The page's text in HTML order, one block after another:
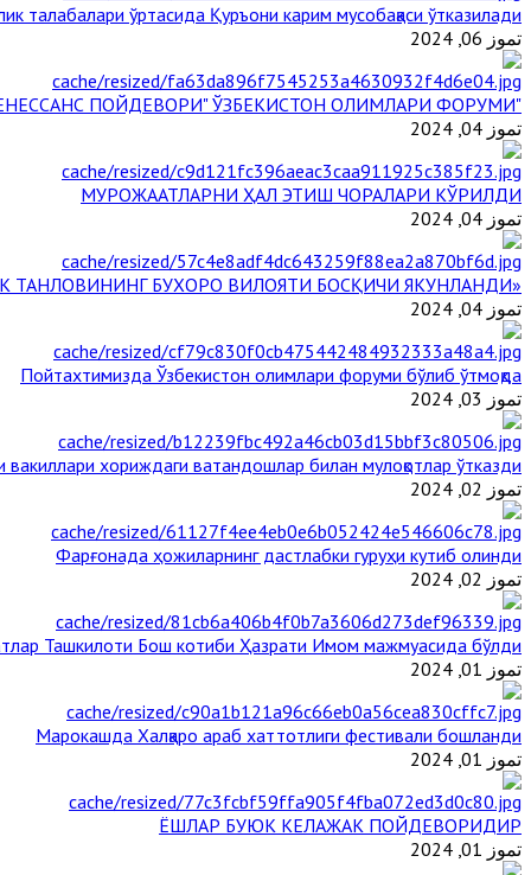
талабалари ўртасида Қуръони карим мусобақаси ўтказилади
تموز 06, 2024
"БУЮК АЖДОДЛАР МЕРОСИ – III РЕНЕССАНС ПОЙДЕВОРИ" ЎЗБЕКИСТОН ОЛИМЛАРИ ФОРУМИ
تموز 04, 2024
МУРОЖААТЛАРНИ ҲАЛ ЭТИШ ЧОРАЛАРИ КЎРИЛДИ
تموز 04, 2024
«ЙИЛ ИМОМИ – 2024» КЎРИК ТАНЛОВИНИНГ БУХОРО ВИЛОЯТИ БОСҚИЧИ ЯКУНЛАНДИ
تموز 04, 2024
Пойтахтимизда Ўзбекистон олимлари форуми бўлиб ўтмоқда
تموز 03, 2024
хориждаги ватандошлар билан мулоқотлар ўтказди
تموز 02, 2024
Фарғонада ҳожиларнинг дастлабки гуруҳи кутиб олинди
تموز 02, 2024
Ташкилоти Бош котиби Ҳазрати Имом мажмуасида бўлди
تموز 01, 2024
Марокашда Халқаро араб хаттотлиги фестивали бошланди
تموز 01, 2024
ЁШЛАР БУЮК КЕЛАЖАК ПОЙДЕВОРИДИР
تموز 01, 2024